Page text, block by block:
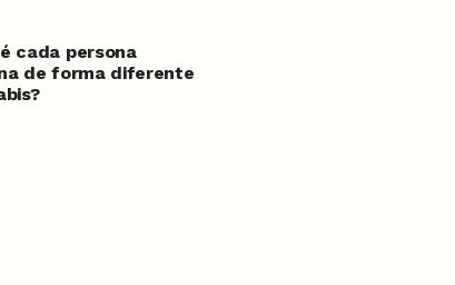
cada persona
de forma diferente